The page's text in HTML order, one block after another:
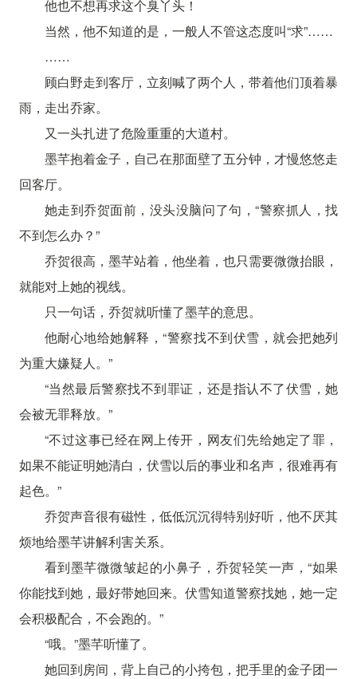
他也不想再求这个臭丫头！
当然，他不知道的是，一般人不管这态度叫“求”……
……
顾白野走到客厅，立刻喊了两个人，带着他们顶着暴
雨，走出乔家。
又一头扎进了危险重重的大道村。
墨芊抱着金子，自己在那面壁了五分钟，才慢悠悠走
回客厅。
她走到乔贺面前，没头没脑问了句，“警察抓人，找
不到怎么办？”
乔贺很高，墨芊站着，他坐着，也只需要微微抬眼，
就能对上她的视线。
只一句话，乔贺就听懂了墨芊的意思。
他耐心地给她解释，“警察找不到伏雪，就会把她列
为重大嫌疑人。”
“当然最后警察找不到罪证，还是指认不了伏雪，她
会被无罪释放。”
“不过这事已经在网上传开，网友们先给她定了罪，
如果不能证明她清白，伏雪以后的事业和名声，很难再有
起色。”
乔贺声音很有磁性，低低沉沉得特别好听，他不厌其
烦地给墨芊讲解利害关系。
看到墨芊微微皱起的小鼻子，乔贺轻笑一声，“如果
你能找到她，最好带她回来。伏雪知道警察找她，她一定
会积极配合，不会跑的。”
“哦。”墨芊听懂了。
她回到房间，背上自己的小挎包，把手里的金子团一